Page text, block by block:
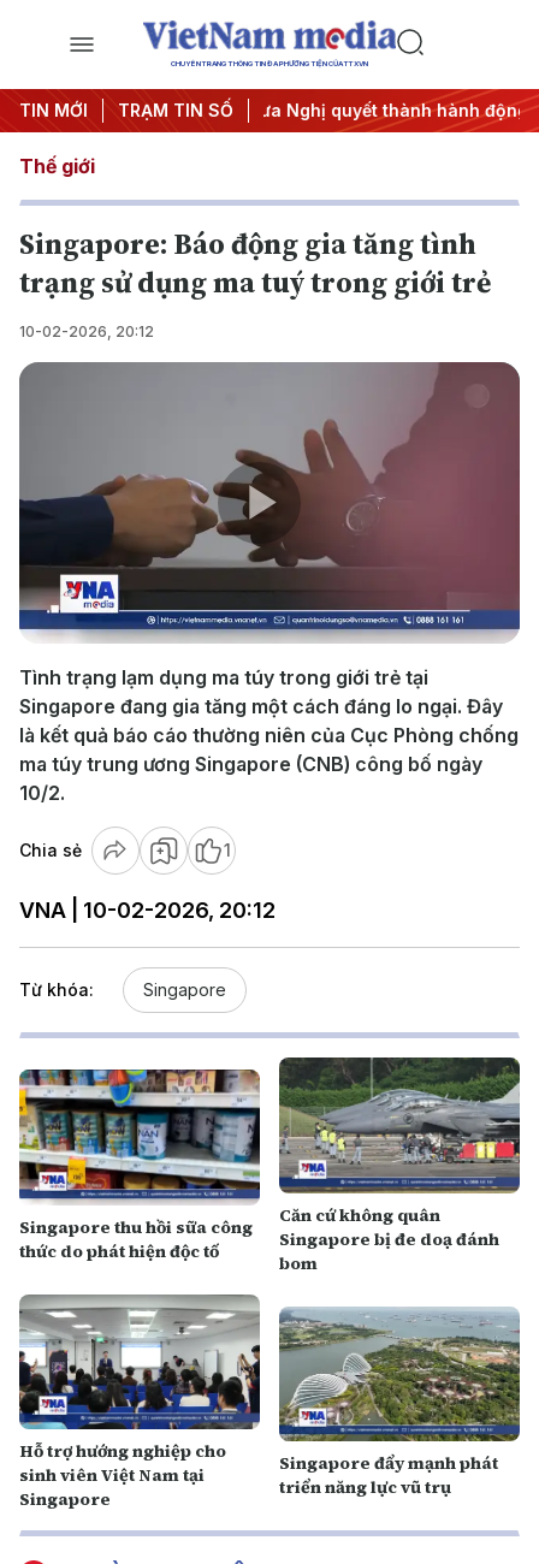
CHUYÊN TRANG THÔNG TIN ĐA PHƯƠNG TIỆN CỦA TTXVN
TIN MỚI TRẠM TIN SỐ
#APEC 2027 #Đưa Nghị quyết thành hành động
Thế giới
Singapore: Báo động gia tăng tình
trạng sử dụng ma tuý trong giới trẻ
10-02-2026, 20:12
Play
Video
Tình trạng lạm dụng ma túy trong giới trẻ tại
Singapore đang gia tăng một cách đáng lo ngại. Đây
là kết quả báo cáo thường niên của Cục Phòng chống
ma túy trung ương Singapore (CNB) công bố ngày
10/2.
Chia sẻ 1
VNA | 10-02-2026, 20:12
Từ khóa: Singapore
Singapore thu hồi sữa công
thức do phát hiện độc tố
Căn cứ không quân
Singapore bị đe doạ đánh
bom
Hỗ trợ hướng nghiệp cho
sinh viên Việt Nam tại
Singapore
Singapore đẩy mạnh phát
triển năng lực vũ trụ